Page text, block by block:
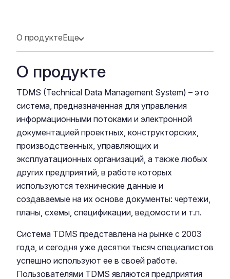
О продуктеЕще
О продукте
TDMS (Technical Data Management System) – это
система, предназначенная для управления
информационными потоками и электронной
документацией проектных, конструкторских,
производственных, управляющих и
эксплуатационных организаций, а также любых
других предприятий, в работе которых
используются технические данные и
создаваемые на их основе документы: чертежи,
планы, схемы, спецификации, ведомости и т.п.
Система TDMS представлена на рынке с 2003
года, и сегодня уже десятки тысяч специалистов
успешно используют ее в своей работе.
Пользователями TDMS являются предприятия